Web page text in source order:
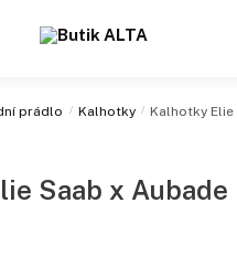
prádlo / Kalhotky / Kalhotky Elie
Saab x Aubade